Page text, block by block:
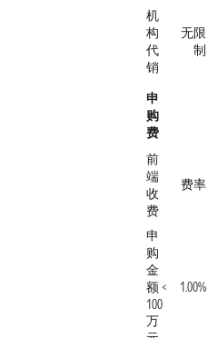
机
构
代
销
无限
制
申
购
费
前
端
收
费
费率
申
购
金
额 <
100
万
1.00%